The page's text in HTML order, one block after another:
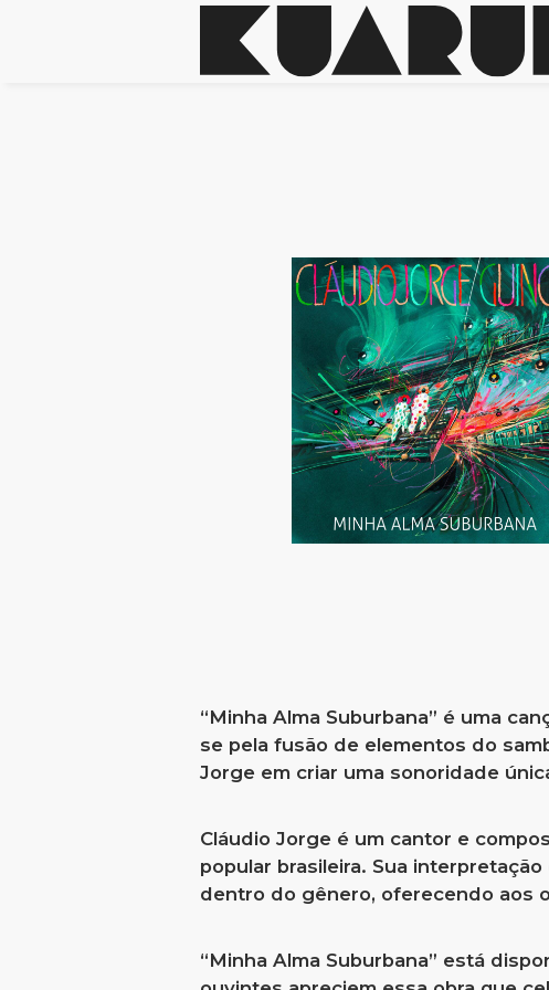
“Minha Alma Suburbana” é uma
se pela fusão de elementos do
Jorge em criar uma sonoridade
Cláudio Jorge é um cantor e
popular brasileira. Sua
dentro do gênero, oferecendo aos
“Minha Alma Suburbana” está